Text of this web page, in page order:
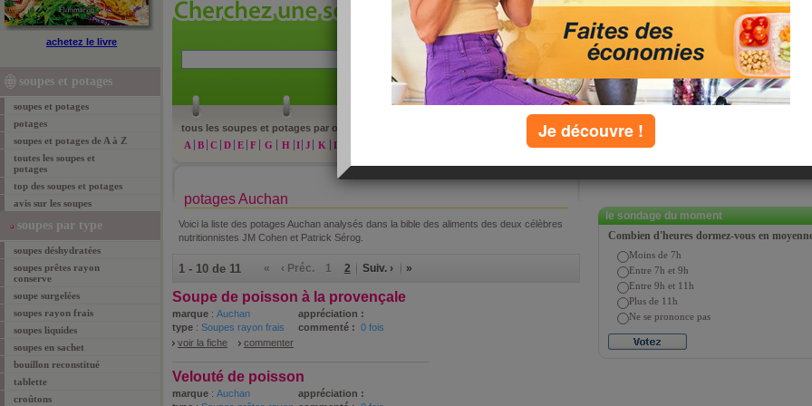
achetez le livre
soupes et potages
soupes et potages
potages
soupes et potages de A à Z
toutes les soupes et
potages
top des soupes et potages
avis sur les soupes
soupes par type
soupes déshydratées
soupes prêtes rayon
conserve
soupe surgelées
soupes rayon frais
soupes liquides
soupes en sachet
bouillon reconstitué
tablette
croûtons
rechercher
tous les soupes et potages par ordre alphabétique :
A
B C D E F G H I J K L X
potages Auchan
Voici la liste des potages Auchan analysés dans la bible des aliments des deux célèbres
nutritionnistes JM Cohen et Patrick Sérog.
1 - 10 de 11 « ‹ Préc. 1 2 Suiv. › »
Soupe de poisson à la provençale
marque : Auchan
appréciation :
type : Soupes rayon frais commenté : 0 fois
voir la fiche
commenter
Velouté de poisson
marque : Auchan
appréciation :
le sondage du moment
Combien d'heures dormez-vous en
Moins de 7h
Entre 7h et 9h
Entre 9h et 11h
Plus de 11h
Ne se prononce pas
Je découvre !